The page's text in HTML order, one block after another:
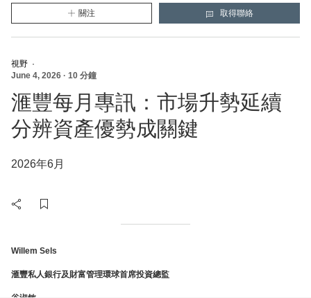
關注
HSBC
(將打開一個新的模態視窗)
取得聯絡
HSBC
(新的視窗將會打開)
視野 ·
June 4, 2026 · 10 分鐘
滙豐每月專訊：市場升勢延續
分辨資產優勢成關鍵
2026年6月
Willem Sels
滙豐私人銀行及財富管理環球首席投資總監